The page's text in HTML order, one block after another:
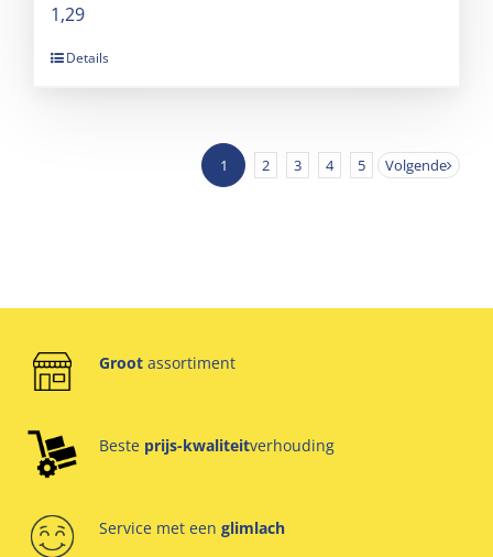
1,29
Details
1 2 3 4 5 Volgende
Groot assortiment
Beste prijs-kwaliteitverhouding
Service met een glimlach